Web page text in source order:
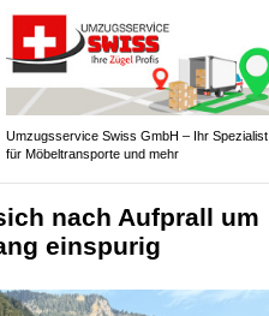
Umzugsservice Swiss GmbH – Ihr Spezialist
für Möbeltransporte und mehr
nach Aufprall um
einspurig